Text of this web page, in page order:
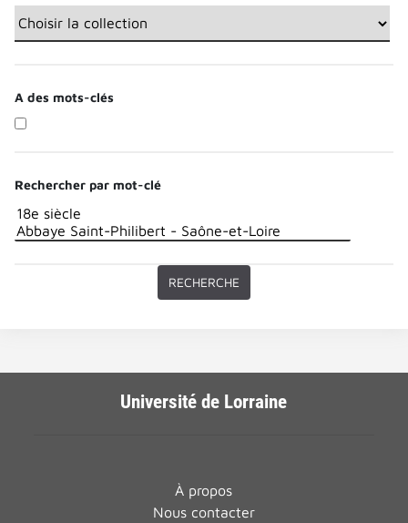
A des mots-clés
Rechercher par mot-clé
Université de Lorraine
À propos
Nous contacter